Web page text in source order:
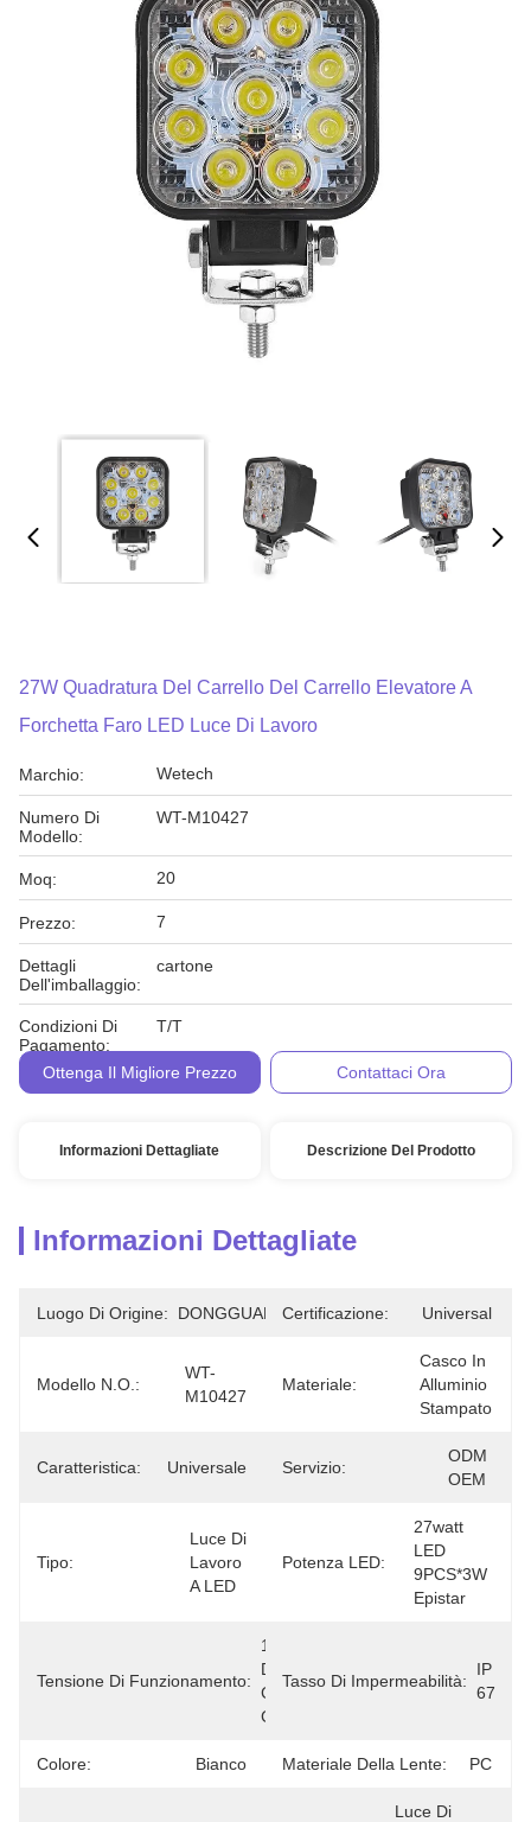
27W Quadratura Del Carrello Del Carrello Elevatore A
Forchetta Faro LED Luce Di Lavoro
Marchio: Wetech
Numero Di
Modello:
WT-M10427
Moq: 20
Prezzo: 7
Dettagli
Dell'imballaggio:
cartone
Condizioni Di
Pagamento:
T/T
Ottenga Il Migliore Prezzo Contattaci Ora
Informazioni Dettagliate Descrizione Del Prodotto
Informazioni Dettagliate
Luogo Di Origine: DONGGUAN Certificazione: Universal
Modello N.O.:
WT-
M10427
Materiale:
Casco In
Alluminio
Stampato
Caratteristica: Universale Servizio:
ODM
OEM
Tipo:
Luce Di
Lavoro
A LED
Potenza LED:
27watt
LED
9PCS*3W
Epistar
Tensione Di Funzionamento:
10-36V
Di
Corrente
Continua
Tasso Di Impermeabilità:
IP
67
Colore: Bianco Materiale Della Lente: PC
Luce Di